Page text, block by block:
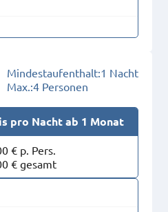
Mindestaufenthalt:1 Nacht
Max.:4 Personen
pro Nacht ab 1 Monat
€ p. Pers.
€ gesamt